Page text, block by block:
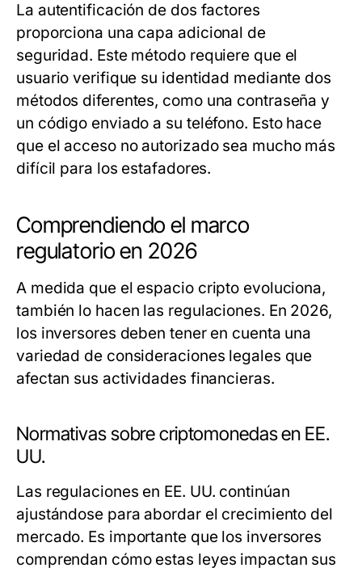
La autentificación de dos factores
proporciona una capa adicional de
seguridad. Este método requiere que el
usuario verifique su identidad mediante dos
métodos diferentes, como una contraseña y
un código enviado a su teléfono. Esto hace
que el acceso no autorizado sea mucho más
difícil para los estafadores.
Comprendiendo el marco
regulatorio en 2026
A medida que el espacio cripto evoluciona,
también lo hacen las regulaciones. En 2026,
los inversores deben tener en cuenta una
variedad de consideraciones legales que
afectan sus actividades financieras.
Normativas sobre criptomonedas en EE.
UU.
Las regulaciones en EE. UU. continúan
ajustándose para abordar el crecimiento del
mercado. Es importante que los inversores
comprendan cómo estas leyes impactan sus